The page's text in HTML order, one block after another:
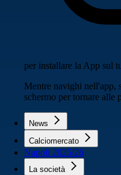
per installare la App sul
Mentre navighi nell'app,
schermo per tornare alle
News
Calciomercato
Napoli 2025/26
La società